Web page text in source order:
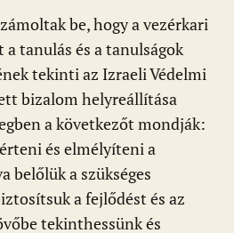
be, hogy a vezérkari
tanulás és a tanulságok
tekinti az Izraeli Védelmi
bizalom helyreállítása
a következőt mondják:
és elmélyíteni a
belőlük a szükséges
a fejlődést és az
tekinthessünk és